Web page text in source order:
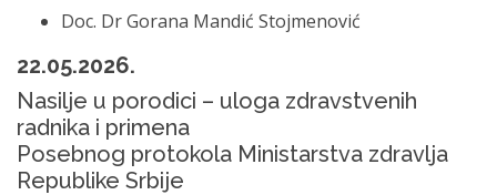
Doc. Dr Gorana Mandić Stojmenović
22.05.2026.
Nasilje u porodici – uloga zdravstvenih
radnika i primena
Posebnog protokola Ministarstva zdravlja
Republike Srbije